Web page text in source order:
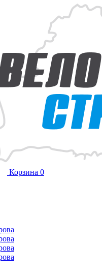
Корзина 0